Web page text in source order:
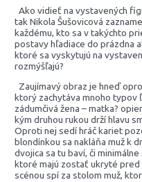
Ako vidieť na vystavených
tak Nikola Šušovicová
každému, kto sa v takýchto
postavy hľadiace do prázdna
ktoré sa vyskytujú na
rozmýšľajú?
Zaujímavý obraz je hneď
ktorý zachytáva mnoho typov
zádumčivá žena – matka?
kým druhou rukou drží hlavu
Oproti nej sedí hráč kariet
blondínkou sa nakláňa muž k
dvojica sa tu baví, či
ktoré majú zostať ukryté pred
scénou spí za stolom muž,